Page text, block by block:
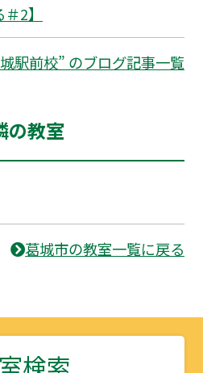
2】
駅前校” のブログ記事一覧
の教室
葛城市の教室一覧に戻る
検索